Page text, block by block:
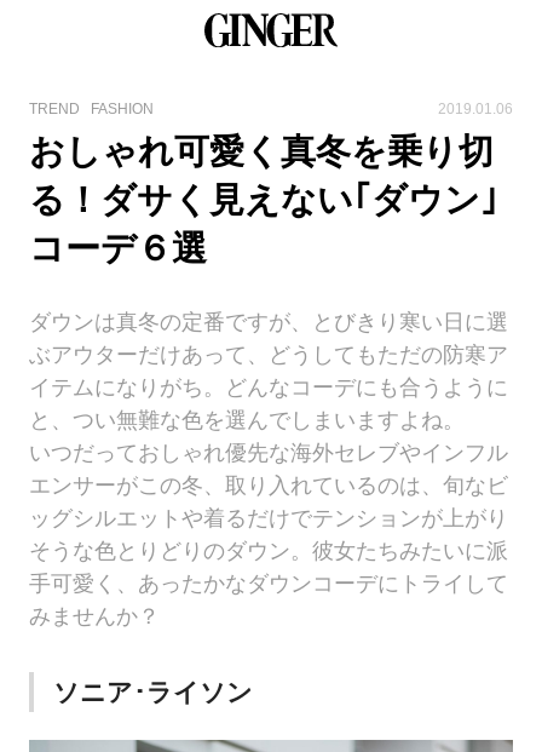
TREND FASHION 2019.01.06
おしゃれ可愛く真冬を乗り切
る！ダサく見えない｢ダウン｣
コーデ６選
ダウンは真冬の定番ですが、とびきり寒い日に選
ぶアウターだけあって、どうしてもただの防寒ア
イテムになりがち。どんなコーデにも合うように
と、つい無難な色を選んでしまいますよね。
いつだっておしゃれ優先な海外セレブやインフル
エンサーがこの冬、取り入れているのは、旬なビ
ッグシルエットや着るだけでテンションが上がり
そうな色とりどりのダウン。彼女たちみたいに派
手可愛く、あったかなダウンコーデにトライして
みませんか？
ソニア･ライソン